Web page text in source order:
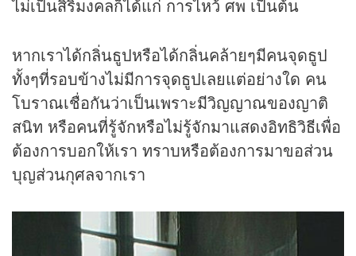
ไม่เป็นสิริมงคลก็ได้แก่ การไหว้ ศพ เป็นต้น
หากเราได้กลิ่นธูปหรือได้กลิ่นคล้ายๆมีคนจุดธูป
ทั้งๆที่รอบข้างไม่มีการจุดธูปเลยแต่อย่างใด คน
โบราณเชื่อกันว่าเป็นเพราะมีวิญญาณของญาติ
สนิท หรือคนที่รู้จักหรือไม่รู้จักมาแสดงอิทธิวิธีเพื่อ
ต้องการบอกให้เรา ทราบหรือต้องการมาขอส่วน
บุญส่วนกุศลจากเรา